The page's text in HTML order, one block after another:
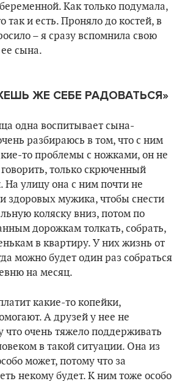
Как только подумала,
так и есть. Проняло до костей, в
– я сразу вспомнила свою
сына.
ЖЕ СЕБЕ РАДОВАТЬСЯ»
одна воспитывает сына-
разбираюсь в том, что с ним
то проблемы с ножками, он не
только скрюченный
На улицу она с ним почти не
здоровых мужика, чтобы снести
коляску вниз, потом по
дорожкам толкать, собрать,
в квартиру. У них жизнь от
можно будет один раз собраться
на месяц.
какие-то копейки,
А друзей у нее не
что очень тяжело поддерживать
в такой ситуации. Она из
может, потому что за
некому будет. К ним тоже особо